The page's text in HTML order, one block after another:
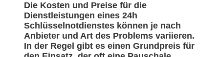
Die Kosten und Preise für die
Dienstleistungen eines 24h
Schlüsselnotdienstes können je nach
Anbieter und Art des Problems variieren.
In der Regel gibt es einen Grundpreis für